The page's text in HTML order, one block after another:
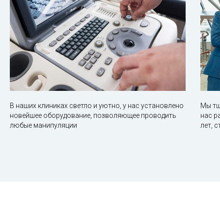
В наших клиниках светло и уютно, у нас установлено
новейшее оборудование, позволяющее проводить
любые манипуляции
Мы
нас
лет,